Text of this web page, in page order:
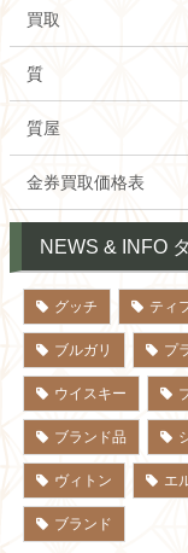
買取
質
質屋
金券買取価格表
NEWS & INFO
グッチ ティ
ブルガリ プ
ウイスキー
ブランド品
ヴィトン エ
ブランド